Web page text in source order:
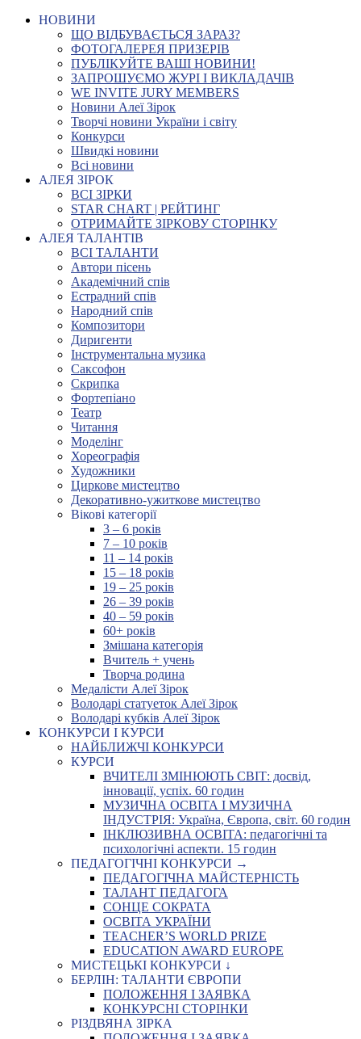
НОВИНИ
ЩО ВІДБУВАЄТЬСЯ ЗАРАЗ?
ФОТОГАЛЕРЕЯ ПРИЗЕРІВ
ПУБЛІКУЙТЕ ВАШІ НОВИНИ!
ЗАПРОШУЄМО ЖУРІ І ВИКЛАДАЧІВ
WE INVITE JURY MEMBERS
Новини Алеї Зірок
Творчі новини України і світу
Конкурси
Швидкі новини
Всі новини
АЛЕЯ ЗІРОК
ВСІ ЗІРКИ
STAR CHART | РЕЙТИНГ
ОТРИМАЙТЕ ЗІРКОВУ СТОРІНКУ
АЛЕЯ ТАЛАНТІВ
ВСІ ТАЛАНТИ
Автори пісень
Академічний спів
Естрадний спів
Народний спів
Композитори
Диригенти
Інструментальна музика
Саксофон
Скрипка
Фортепіано
Театр
Читання
Моделінг
Хореографія
Художники
Циркове мистецтво
Декоративно-ужиткове мистецтво
Вікові категорії
3 – 6 років
7 – 10 років
11 – 14 років
15 – 18 років
19 – 25 років
26 – 39 років
40 – 59 років
60+ років
Змішана категорія
Вчитель + учень
Творча родина
Медалісти Алеї Зірок
Володарі статуеток Алеї Зірок
Володарі кубків Алеї Зірок
КОНКУРСИ І КУРСИ
НАЙБЛИЖЧІ КОНКУРСИ
КУРСИ
ВЧИТЕЛІ ЗМІНЮЮТЬ СВІТ: досвід,
інновації, успіх. 60 годин
МУЗИЧНА ОСВІТА І МУЗИЧНА
ІНДУСТРІЯ: Україна, Європа, світ. 60 годин
ІНКЛЮЗИВНА ОСВІТА: педагогічні та
психологічні аспекти. 15 годин
ПЕДАГОГІЧНІ КОНКУРСИ →
ПЕДАГОГІЧНА МАЙСТЕРНІСТЬ
ТАЛАНТ ПЕДАГОГА
СОНЦЕ СОКРАТА
ОСВІТА УКРАЇНИ
TEACHER’S WORLD PRIZE
EDUCATION AWARD EUROPE
МИСТЕЦЬКІ КОНКУРСИ ↓
БЕРЛІН: ТАЛАНТИ ЄВРОПИ
ПОЛОЖЕННЯ І ЗАЯВКА
КОНКУРСНІ СТОРІНКИ
РІЗДВЯНА ЗІРКА